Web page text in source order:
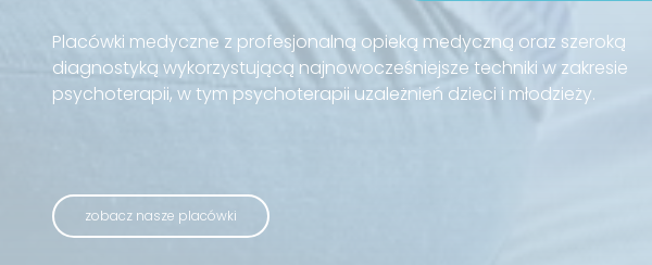
Placówki medyczne z profesjonalną opieką medyczną oraz szeroką
diagnostyką wykorzystującą najnowocześniejsze techniki w zakresie
psychoterapii, w tym psychoterapii uzależnień dzieci i młodzieży.
zobacz nasze placówki